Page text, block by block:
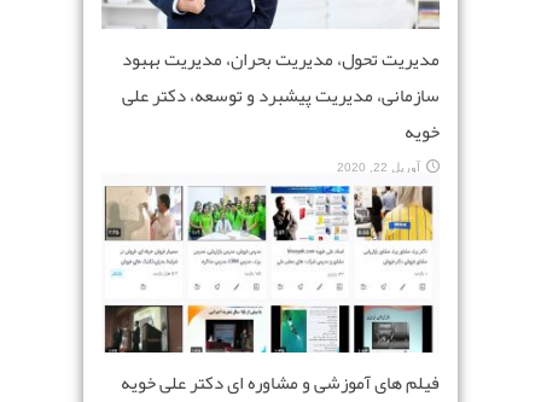
مدیریت تحول، مدیریت بحران، مدیریت بهبود
سازمانی، مدیریت پیشبرد و توسعه، دکتر علی
خویه
آوریل 22, 2020
فیلم های آموزشی و مشاوره ای دکتر علی خویه